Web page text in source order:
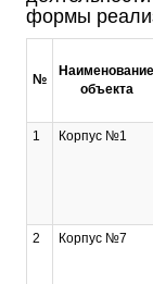
формы
№
Наименование
объекта
1 Корпус №1
2 Корпус №7